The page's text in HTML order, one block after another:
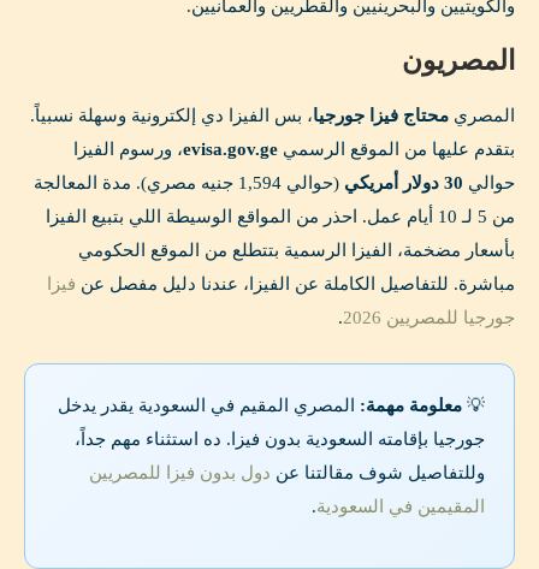
والكويتيين والبحرينيين والقطريين والعمانيين.
المصريون
المصري محتاج فيزا جورجيا، بس الفيزا دي إلكترونية وسهلة نسبياً.
بتقدم عليها من الموقع الرسمي evisa.gov.ge، ورسوم الفيزا
حوالي 30 دولار أمريكي
(حوالي 1,594 جنيه مصري). مدة المعالجة
من 5 لـ 10 أيام عمل. احذر من المواقع الوسيطة اللي بتبيع الفيزا
بأسعار مضخمة، الفيزا الرسمية بتتطلع من الموقع الحكومي
مباشرة. للتفاصيل الكاملة عن الفيزا، عندنا دليل مفصل عن فيزا
جورجيا للمصريين 2026
.
💡 معلومة مهمة: المصري المقيم في السعودية يقدر يدخل
جورجيا بإقامته السعودية بدون فيزا. ده استثناء مهم جداً،
وللتفاصيل شوف مقالتنا عن دول بدون فيزا للمصريين
المقيمين في السعودية.